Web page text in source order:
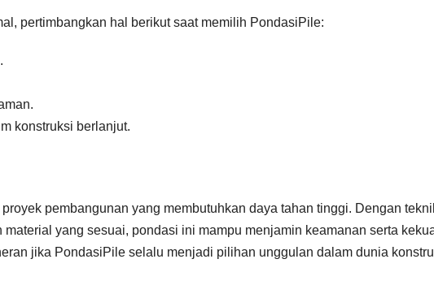
pertimbangkan hal berikut saat memilih PondasiPile:
konstruksi berlanjut.
pembangunan yang membutuhkan daya tahan tinggi. Dengan
yang sesuai, pondasi ini mampu menjamin keamanan serta
jika PondasiPile selalu menjadi pilihan unggulan dalam dunia